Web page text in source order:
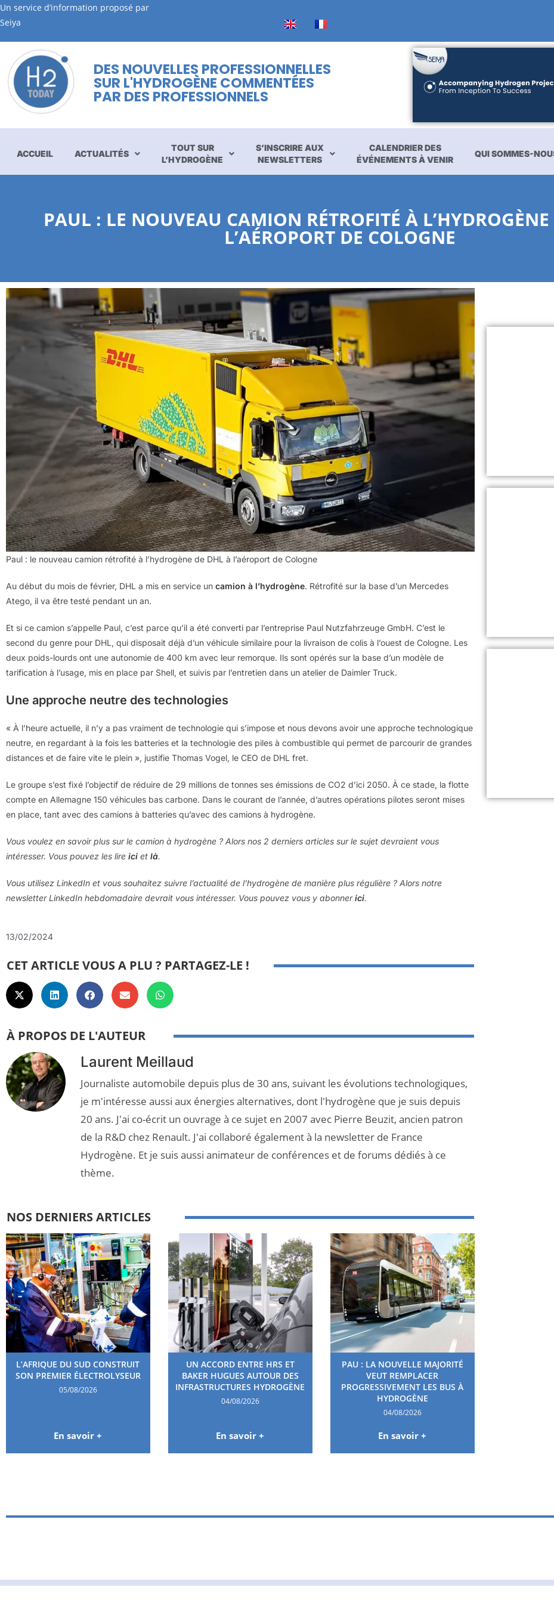
Un service d’information proposé par
Seiya
DES NOUVELLES PROFESSIONNELLES
SUR L'HYDROGÈNE COMMENTÉES
PAR DES PROFESSIONNELS
ACCUEIL ACTUALITÉS
TOUT SUR
L’HYDROGÈNE
S’INSCRIRE AUX
NEWSLETTERS
CALENDRIER DES
ÉVÉNEMENTS À VENIR
QUI SOMMES-
PAUL : LE NOUVEAU CAMION RÉTROFITÉ À
L’AÉROPORT DE COLOGNE
Paul : le nouveau camion rétrofité à l’hydrogène de DHL à l’aéroport de Cologne
Au début du mois de février, DHL a mis en service un camion à l’hydrogène. Rétrofité sur la base d’un Mercedes
Atego, il va être testé pendant un an.
Et si ce camion s’appelle Paul, c’est parce qu’il a été converti par l’entreprise Paul Nutzfahrzeuge GmbH. C’est le
second du genre pour DHL, qui disposait déjà d’un véhicule similaire pour la livraison de colis à l’ouest de Cologne. Les
deux poids-lourds ont une autonomie de 400 km avec leur remorque. Ils sont opérés sur la base d’un modèle de
tarification à l’usage, mis en place par Shell, et suivis par l’entretien dans un atelier de Daimler Truck.
Une approche neutre des technologies
« À l’heure actuelle, il n’y a pas vraiment de technologie qui s’impose et nous devons avoir une approche technologique
neutre, en regardant à la fois les batteries et la technologie des piles à combustible qui permet de parcourir de grandes
distances et de faire vite le plein », justifie Thomas Vogel, le CEO de DHL fret.
Le groupe s’est fixé l’objectif de réduire de 29 millions de tonnes ses émissions de CO2 d’ici 2050. À ce stade, la flotte
compte en Allemagne 150 véhicules bas carbone. Dans le courant de l’année, d’autres opérations pilotes seront mises
en place, tant avec des camions à batteries qu’avec des camions à hydrogène.
Vous voulez en savoir plus sur le camion à hydrogène ? Alors nos 2 derniers articles sur le sujet devraient vous
intéresser. Vous pouvez les lire ici et là.
Vous utilisez LinkedIn et vous souhaitez suivre l’actualité de l’hydrogène de manière plus régulière ? Alors notre
newsletter LinkedIn hebdomadaire devrait vous intéresser. Vous pouvez vous y abonnerici.
13/02/2024
CET ARTICLE VOUS A PLU ? PARTAGEZ-LE !
À PROPOS DE L'AUTEUR
Laurent Meillaud
Journaliste automobile depuis plus de 30 ans, suivant les évolutions technologiques,
je m'intéresse aussi aux énergies alternatives, dont l'hydrogène que je suis depuis
20 ans. J'ai co-écrit un ouvrage à ce sujet en 2007 avec Pierre Beuzit, ancien patron
de la R&D chez Renault. J'ai collaboré également à la newsletter de France
Hydrogène. Et je suis aussi animateur de conférences et de forums dédiés à ce
thème.
NOS DERNIERS ARTICLES
L’AFRIQUE DU SUD CONSTRUIT
SON PREMIER ÉLECTROLYSEUR
05/08/2026
En savoir +
UN ACCORD ENTRE HRS ET
BAKER HUGUES AUTOUR DES
INFRASTRUCTURES HYDROGÈNE
04/08/2026
En savoir +
PAU : LA NOUVELLE MAJORITÉ
VEUT REMPLACER
PROGRESSIVEMENT LES BUS À
HYDROGÈNE
04/08/2026
En savoir +